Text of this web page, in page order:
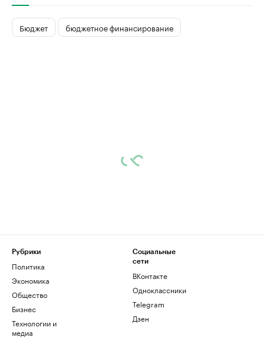
Бюджет бюджетное финансирование
Рубрики
Политика
Экономика
Общество
Бизнес
Технологии и
медиа
Социальные
сети
ВКонтакте
Одноклассники
Telegram
Дзен